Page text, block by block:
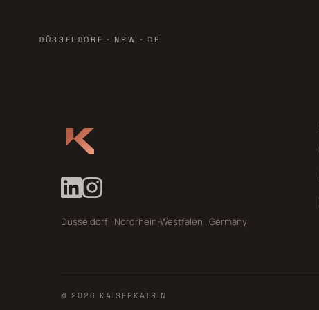
DÜSSELDORF · NRW · DE
Düsseldorf · Nordrhein-Westfalen · Germany
© 2026 KAISERKATRIN